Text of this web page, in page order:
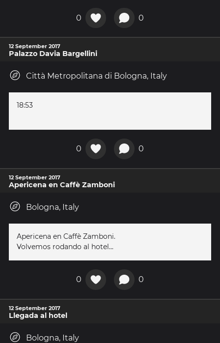
0 0
12 September 2017
Palazzo Davia Bargellini
Città Metropolitana di Bologna, Italy
18:53
0 0
12 September 2017
Apericena en Caffè Zamboni
Bologna, Italy
Apericena en Caffè Zamboni.
Volvemos rodando al hotel...
0 0
12 September 2017
Llegada al hotel
Bologna, Italy